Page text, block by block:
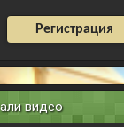
Регистрация
видео